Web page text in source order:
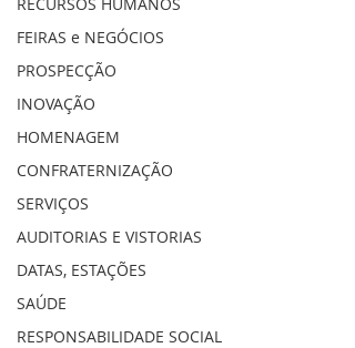
FEIRAS e NEGÓCIOS
PROSPECÇÃO
INOVAÇÃO
HOMENAGEM
CONFRATERNIZAÇÃO
SERVIÇOS
AUDITORIAS E VISTORIAS
DATAS, ESTAÇÕES
SAÚDE
RESPONSABILIDADE SOCIAL